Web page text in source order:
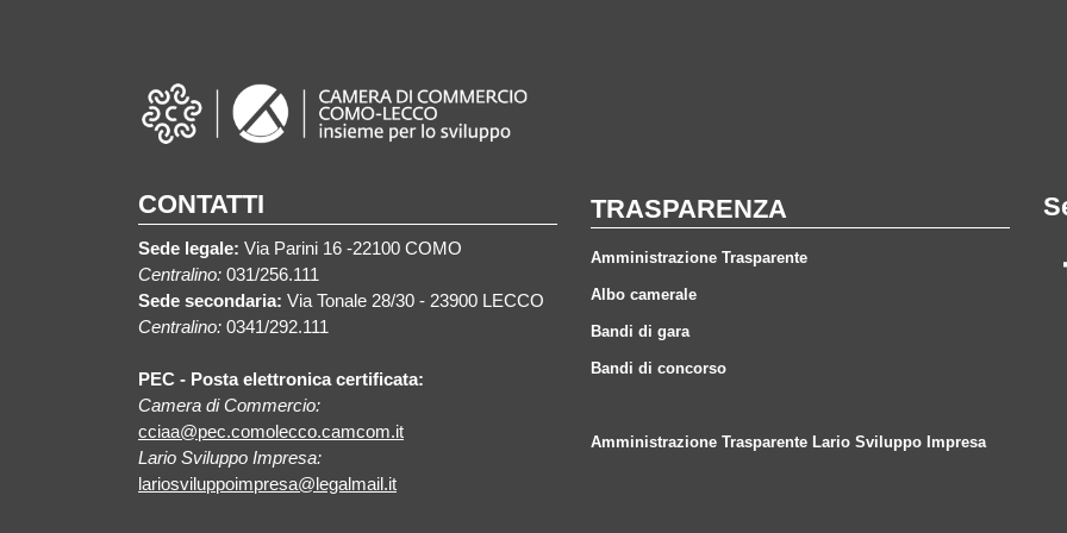
CONTATTI
Sede legale: Via Parini 16 -22100 COMO
Centralino: 031/256.111
Sede secondaria: Via Tonale 28/30 - 23900 LECCO
Centralino: 0341/292.111
PEC - Posta elettronica certificata:
Camera di Commercio:
cciaa@pec.comolecco.camcom.it
Lario Sviluppo Impresa:
lariosviluppoimpresa@legalmail.it
TRASPARENZA
Amministrazione Trasparente
Albo camerale
Bandi di gara
Bandi di concorso
Amministrazione Trasparente Lario Sviluppo Impresa